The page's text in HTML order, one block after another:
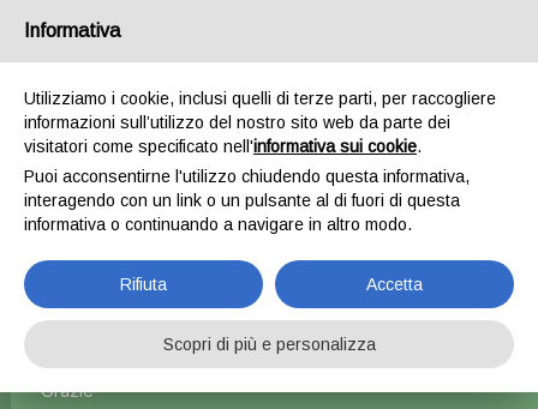
Home Esterni Fanali posteriori
Fanale Posteriore
Sinistro Interno x Renault Clio 4
L'azienda Resta Chiusa Dal 5.08 Al 31.08 Qualsiasi
Ordine Verrà Accettato Ma La Spedizione Ripartirà Dal 1
Grazie
Informativa
Utilizziamo i cookie, inclusi quelli di terze parti, per raccogliere
informazioni sull’utilizzo del nostro sito web da parte dei
visitatori come specificato nell'informativa sui cookie.
Puoi acconsentirne l'utilizzo chiudendo questa informativa,
interagendo con un link o un pulsante al di fuori di questa
informativa o continuando a navigare in altro modo.
Rifiuta Accetta
Scopri di più e personalizza